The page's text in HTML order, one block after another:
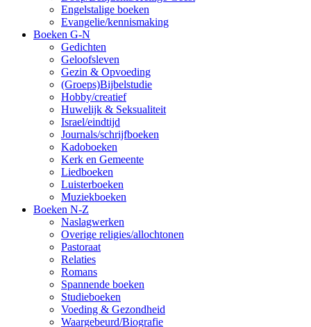
Engelstalige boeken
Evangelie/kennismaking
Boeken G-N
Gedichten
Geloofsleven
Gezin & Opvoeding
(Groeps)Bijbelstudie
Hobby/creatief
Huwelijk & Seksualiteit
Israel/eindtijd
Journals/schrijfboeken
Kadoboeken
Kerk en Gemeente
Liedboeken
Luisterboeken
Muziekboeken
Boeken N-Z
Naslagwerken
Overige religies/allochtonen
Pastoraat
Relaties
Romans
Spannende boeken
Studieboeken
Voeding & Gezondheid
Waargebeurd/Biografie